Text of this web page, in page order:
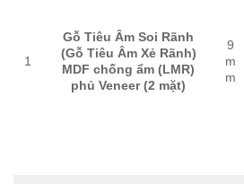
1
Gỗ Tiêu Âm Soi Rãnh
(Gỗ Tiêu Âm Xẻ Rãnh)
MDF chống ẩm (LMR)
phủ Veneer (2 mặt)
9
m
m